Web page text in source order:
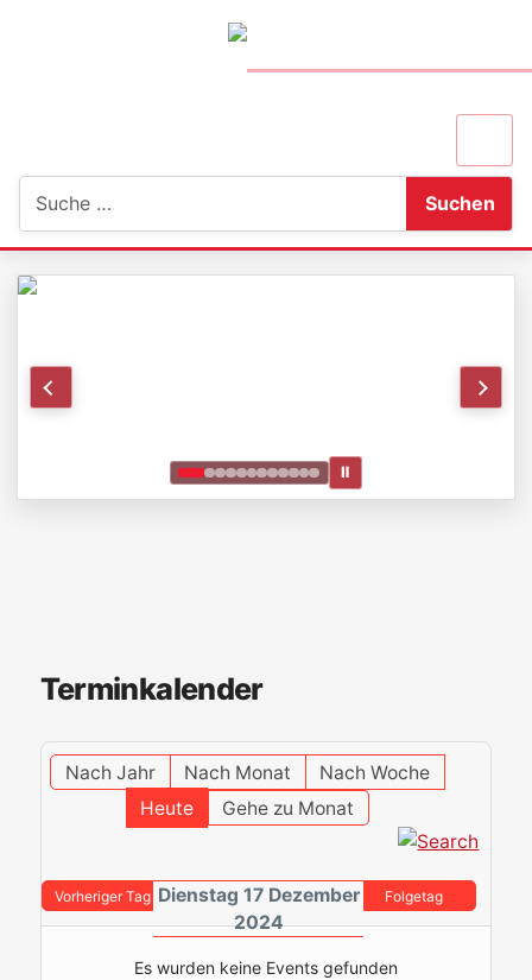
Suchen
Ⅱ
Terminkalender
Nach Jahr Nach Monat
Nach Woche
Heute
Gehe zu Monat
Vorheriger Tag Dienstag 17 Dezember
2024
Folgetag
Es wurden keine Events gefunden